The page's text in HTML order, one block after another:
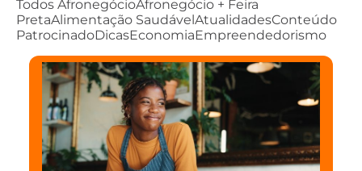
Todos AfronegócioAfronegócio + Feira
PretaAlimentação SaudávelAtualidadesConteúdo
PatrocinadoDicasEconomiaEmpreendedorismo